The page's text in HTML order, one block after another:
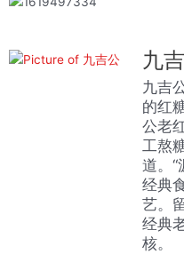
九
九吉
的红
公老
工熬
道。“
经典
艺。
经典
核。